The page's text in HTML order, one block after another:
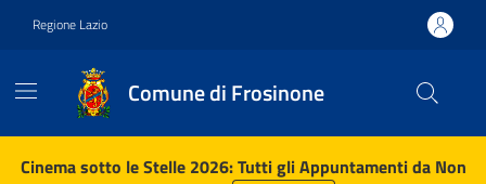
Regione Lazio
Comune di Frosinone
Contenuti in evidenza
Cinema sotto le Stelle 2026: Tutti gli Appuntamenti da Non